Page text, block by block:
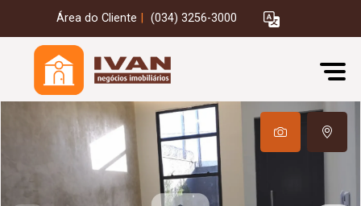
Área do Cliente (034) 3256-3000